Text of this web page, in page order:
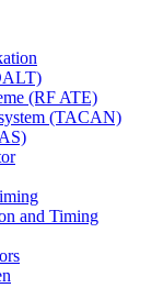
(RF ATE)
(TACAN)
and Timing